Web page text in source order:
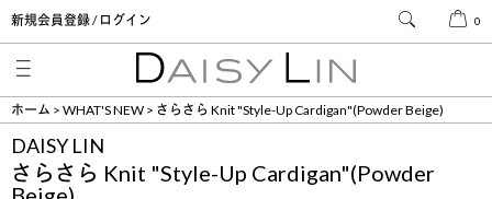
新規会員登録 / ログイン 0
ホーム WHAT'S NEW さらさら Knit "Style-Up Cardigan"(Powder Beige)
DAISY LIN
さらさら Knit "Style-Up Cardigan"(Powder